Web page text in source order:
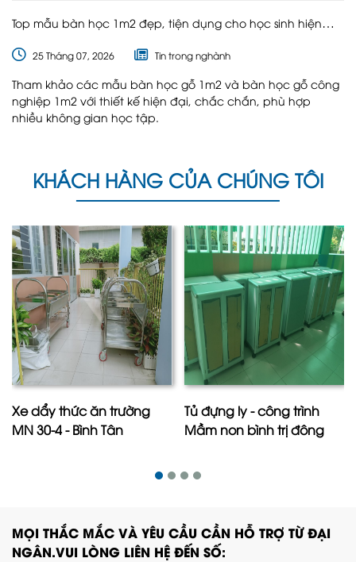
Top mẫu bàn học 1m2 đẹp, tiện dụng cho học sinh hiện
25 Tháng 07, 2026 Tin trong nghành
Tham khảo các mẫu bàn học gỗ 1m2 và bàn học gỗ công
nghiệp 1m2 với thiết kế hiện đại, chắc chắn, phù hợp
nhiều không gian học tập.
KHÁCH HÀNG CỦA CHÚNG TÔI
Xe dẩy thức ăn trường
MN 30-4 - Bình Tân
Tủ đựng ly - công trình
Mầm non bình trị đông
MỌI THẮC MẮC VÀ YÊU CẦU CẦN HỖ TRỢ TỪ ĐẠI
NGÂN.VUI LÒNG LIÊN HỆ ĐẾN SỐ: